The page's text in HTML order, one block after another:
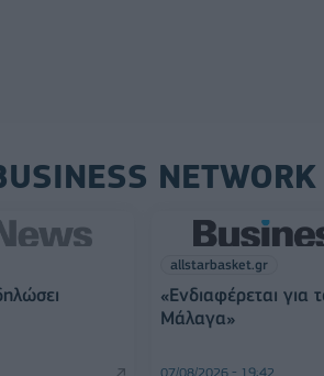
NETWORK
allstarbasket.gr
«Ενδιαφέρεται για
Μάλαγα»
07/08/2026 - 19:42